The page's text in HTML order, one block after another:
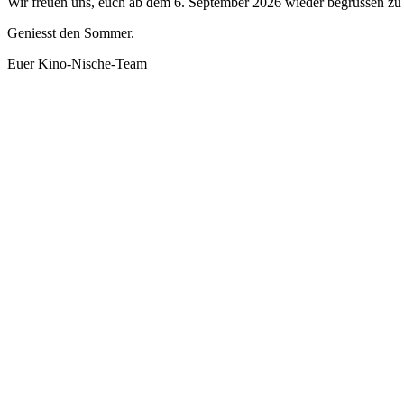
Geniesst den Sommer.
Euer Kino-Nische-Team